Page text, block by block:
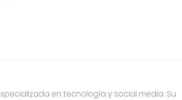
en tecnología y social media. Su